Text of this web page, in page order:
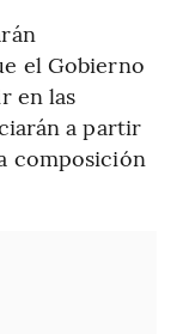
el Gobierno
en las
a partir
composición